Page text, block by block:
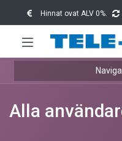
Hinnat ovat ALV 0%.
Alla